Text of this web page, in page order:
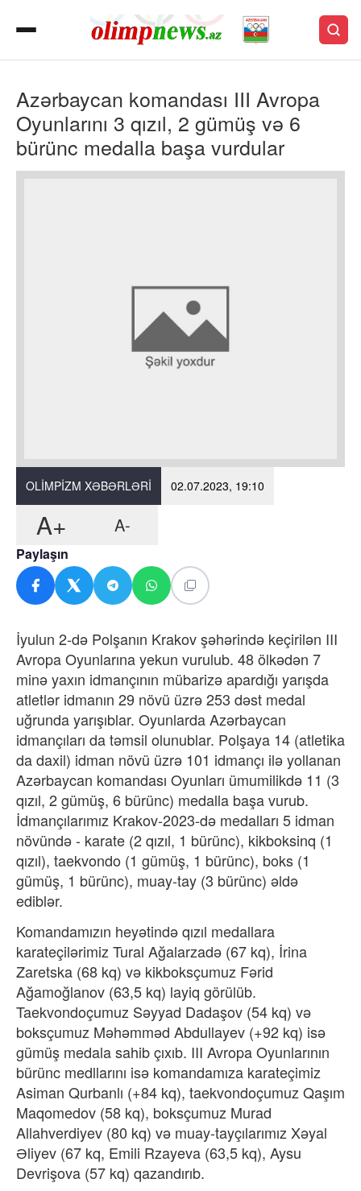
Azərbaycan komandası III Avropa
Oyunlarını 3 qızıl, 2 gümüş və 6
bürünc medalla başa vurdular
OLIMPIZM XƏBƏRLƏRI 02.07.2023, 19:10
A+ A-
Paylaşın
İyulun 2-də Polşanın Krakov şəhərində keçirilən III
Avropa Oyunlarına yekun vurulub. 48 ölkədən 7
minə yaxın idmançının mübarizə apardığı yarışda
atletlər idmanın 29 növü üzrə 253 dəst medal
uğrunda yarışıblar. Oyunlarda Azərbaycan
idmançıları da təmsil olunublar. Polşaya 14 (atletika
da daxil) idman növü üzrə 101 idmançı ilə yollanan
Azərbaycan komandası Oyunları ümumilikdə 11 (3
qızıl, 2 gümüş, 6 bürünc) medalla başa vurub.
İdmançılarımız Krakov-2023-də medalları 5 idman
növündə - karate (2 qızıl, 1 bürünc), kikboksinq (1
qızıl), taekvondo (1 gümüş, 1 bürünc), boks (1
gümüş, 1 bürünc), muay-tay (3 bürünc) əldə
ediblər.
Komandamızın heyətində qızıl medallara
karateçilərimiz Tural Ağalarzadə (67 kq), İrina
Zaretska (68 kq) və kikboksçumuz Fərid
Ağamoğlanov (63,5 kq) layiq görülüb.
Taekvondoçumuz Səyyad Dadaşov (54 kq) və
boksçumuz Məhəmməd Abdullayev (+92 kq) isə
gümüş medala sahib çıxıb. III Avropa Oyunlarının
bürünc medllarını isə komandamıza karateçimiz
Asiman Qurbanlı (+84 kq), taekvondoçumuz Qaşım
Maqomedov (58 kq), boksçumuz Murad
Allahverdiyev (80 kq) və muay-tayçılarımız Xəyal
Əliyev (67 kq, Emili Rzayeva (63,5 kq), Aysu
Devrişova (57 kq) qazandırıb.